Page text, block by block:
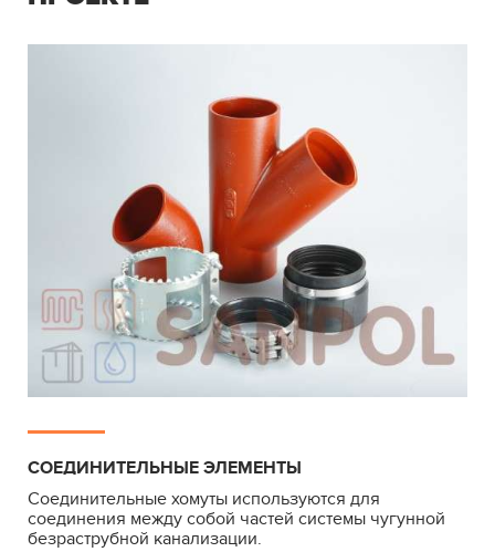
СОЕДИНИТЕЛЬНЫЕ ЭЛЕМЕНТЫ
Соединительные хомуты используются для
соединения между собой частей системы чугунной
безраструбной канализации.